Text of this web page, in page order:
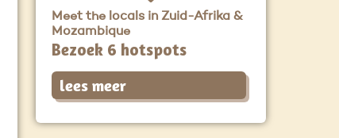
Meet the locals in Zuid-Afrika &
Mozambique
Bezoek 6 hotspots
lees meer